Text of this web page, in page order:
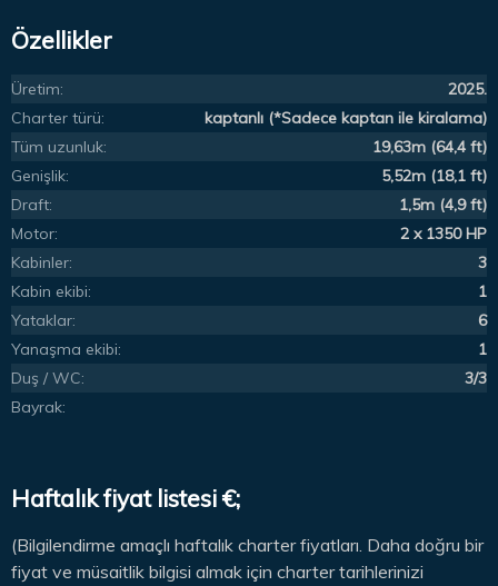
Özellikler
Üretim:
2025.
Charter türü:
kaptanlı (*Sadece kaptan ile kiralama)
Tüm uzunluk:
19,63m (64,4 ft)
Genişlik:
5,52m (18,1 ft)
Draft:
1,5m (4,9 ft)
Motor:
2 x 1350 HP
Kabinler:
3
Kabin ekibi:
1
Yataklar:
6
Yanaşma ekibi:
1
Duş / WC:
3/3
Bayrak:
Haftalık fiyat listesi €;
(Bilgilendirme amaçlı haftalık charter fiyatları. Daha doğru bir
fiyat ve müsaitlik bilgisi almak için charter tarihlerinizi